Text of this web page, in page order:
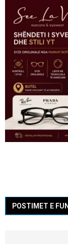
POSTIMET E